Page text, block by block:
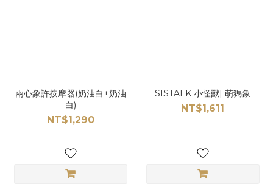
兩心象許按摩器(奶油白+奶油
白)
NT$1,290
SISTALK 小怪獸| 萌獁象
NT$1,611